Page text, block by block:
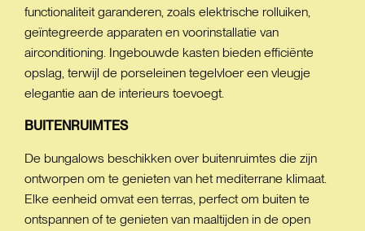
functionaliteit garanderen, zoals elektrische rolluiken,
geïntegreerde apparaten en voorinstallatie van
airconditioning. Ingebouwde kasten bieden efficiënte
opslag, terwijl de porseleinen tegelvloer een vleugje
elegantie aan de interieurs toevoegt.
BUITENRUIMTES
De bungalows beschikken over buitenruimtes die zijn
ontworpen om te genieten van het mediterrane klimaat.
Elke eenheid omvat een terras, perfect om buiten te
ontspannen of te genieten van maaltijden in de open